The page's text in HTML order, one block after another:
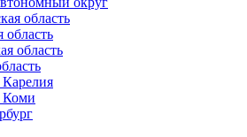
область
область
Коми